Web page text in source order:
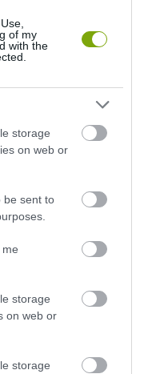
of my
with the
storage
on web or
be sent to
storage
on web or
storage